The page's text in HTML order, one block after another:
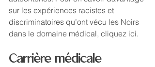
sur les expériences racistes et
discriminatoires qu’ont vécu les Noirs
dans le domaine médical, cliquez ici.
Carrière médicale